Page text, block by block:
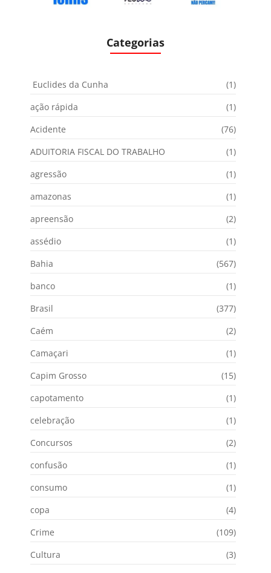
Categorias
Euclides da Cunha
(1)
ação rápida
(1)
Acidente
(76)
ADUITORIA FISCAL DO TRABALHO
(1)
agressão
(1)
amazonas
(1)
apreensão
(2)
assédio
(1)
Bahia
(567)
banco
(1)
Brasil
(377)
Caém
(2)
Camaçari
(1)
Capim Grosso
(15)
capotamento
(1)
celebração
(1)
Concursos
(2)
confusão
(1)
consumo
(1)
copa
(4)
Crime
(109)
Cultura
(3)